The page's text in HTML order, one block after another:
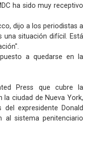
ha sido muy receptivo
dijo a los periodistas a
una situación difícil. Está
a quedarse en la
Press que cubre la
la ciudad de Nueva York,
expresidente Donald
al sistema penitenciario